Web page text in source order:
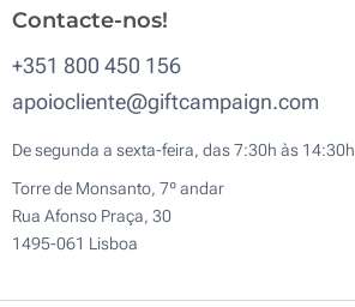
Contacte-nos!
+351 800 450 156
apoiocliente@giftcampaign.com
De segunda a sexta-feira, das 7:30h às 14:30h
Torre de Monsanto, 7º andar
Rua Afonso Praça, 30
1495-061 Lisboa